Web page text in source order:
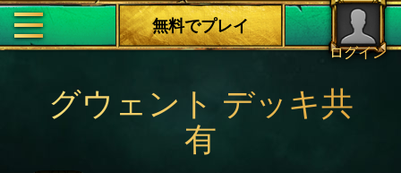
ログイン
無料でプレイ
グウェント デッキ共
有